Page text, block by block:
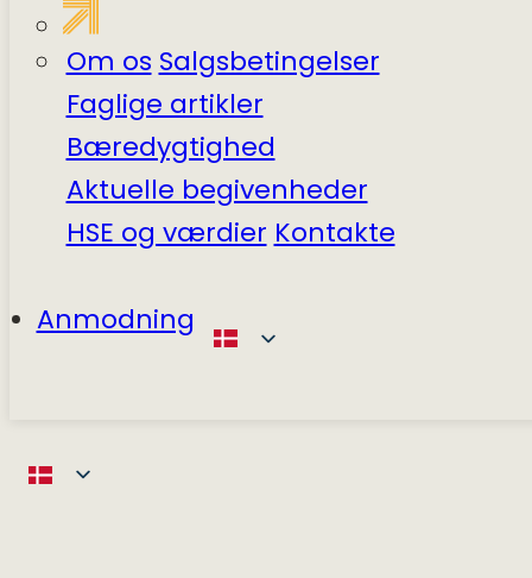
Om osSalgsbetingelser
Faglige artikler
Bæredygtighed
Aktuelle begivenheder
HSE og værdierKontakte
Anmodning